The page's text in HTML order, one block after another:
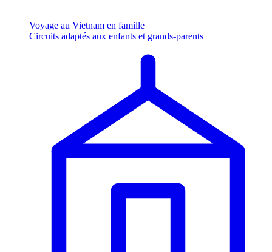
Voyage au Vietnam en famille
Circuits adaptés aux enfants et grands-parents